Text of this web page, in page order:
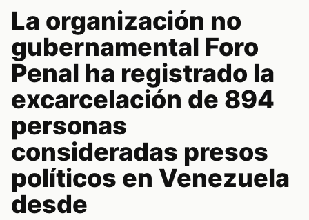
La organización no
gubernamental Foro
Penal ha registrado la
excarcelación de 894
personas
consideradas presos
políticos en Venezuela
desde